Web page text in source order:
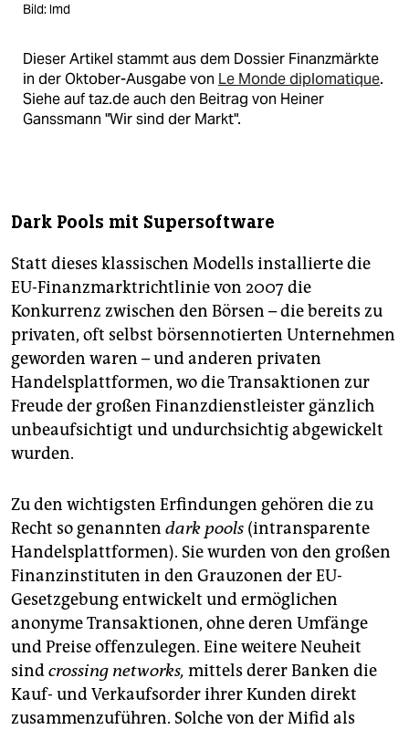
Bild: lmd
Dieser Artikel stammt aus dem Dossier Finanzmärkte
in der Oktober-Ausgabe von Le Monde diplomatique.
Siehe auf taz.de auch den Beitrag von Heiner
Ganssmann "Wir sind der Markt".
Dark Pools mit Supersoftware
Statt dieses klassischen Modells installierte die
EU-Finanzmarktrichtlinie von 2007 die
Konkurrenz zwischen den Börsen – die bereits zu
privaten, oft selbst börsennotierten Unternehmen
geworden waren – und anderen privaten
Handelsplattformen, wo die Transaktionen zur
Freude der großen Finanzdienstleister gänzlich
unbeaufsichtigt und undurchsichtig abgewickelt
wurden.
Zu den wichtigsten Erfindungen gehören die zu
Recht so genannten dark pools (intransparente
Handelsplattformen). Sie wurden von den großen
Finanzinstituten in den Grauzonen der EU-
Gesetzgebung entwickelt und ermöglichen
anonyme Transaktionen, ohne deren Umfänge
und Preise offenzulegen. Eine weitere Neuheit
sindcrossing networks, mittels derer Banken die
Kauf- und Verkaufsorder ihrer Kunden direkt
zusammenzuführen. Solche von der Mifid als